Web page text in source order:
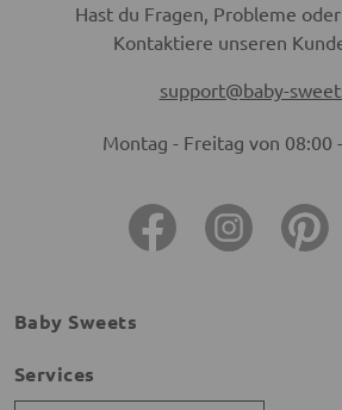
Hast du Fragen, Probleme
Kontaktiere unseren
support@baby-
Montag - Freitag von 08:00
Baby Sweets
Services